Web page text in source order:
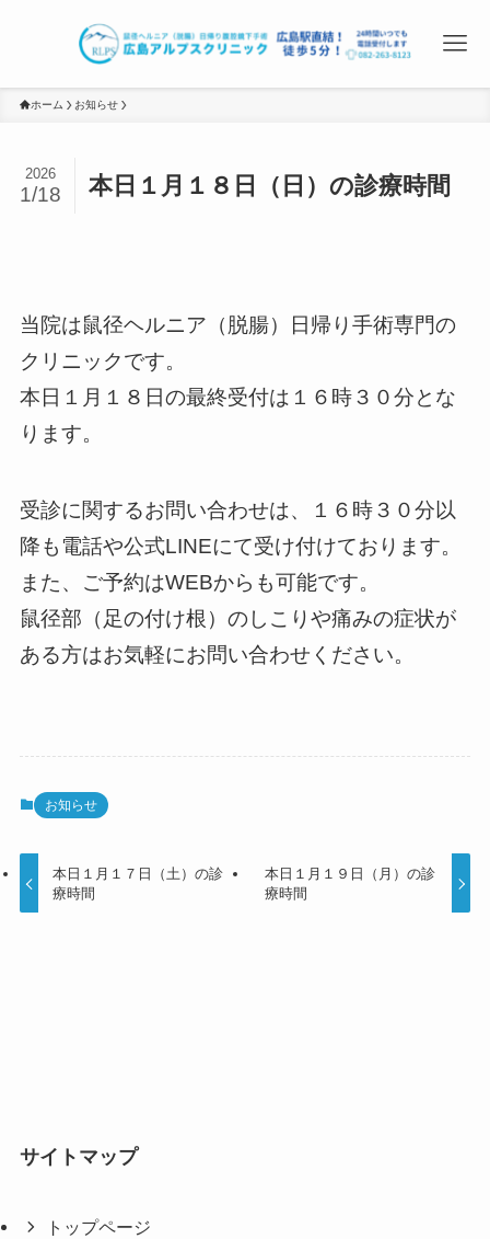
ホーム お知らせ
本日１月１８日（日）の診療時間
2026
1/18
当院は鼠径ヘルニア（脱腸）日帰り手術専門の
クリニックです。
本日１月１８日の最終受付は１６時３０分とな
ります。
受診に関するお問い合わせは、１６時３０分以
降も電話や公式LINEにて受け付けております。
また、ご予約はWEBからも可能です。
鼠径部（足の付け根）のしこりや痛みの症状が
ある方はお気軽にお問い合わせください。
お知らせ
本日１月１７日（土）の診
療時間
本日１月１９日（月）の診
療時間
サイトマップ
トップページ